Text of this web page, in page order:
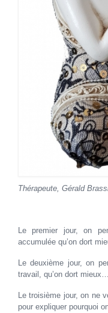
Thérapeute, Gérald
Le premier jour, on
accumulée qu’on dort
Le deuxième jour, on
travail, qu’on dort
Le troisième jour, on ne
pour expliquer pourquoi